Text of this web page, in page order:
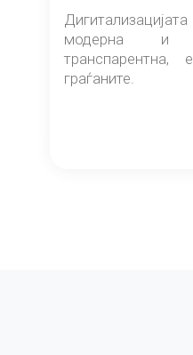
модерна и
граѓаните.